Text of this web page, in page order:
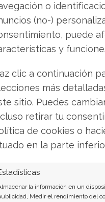
o
(no-)
puede
y
clic a continuación
más
sitio. Puedes
retirar tu
de cookies o
en la parte
la información en un
Medir el rendimiento del
al analizar el
delegado Jon
dólares, reduciendo
de
a corto plazo.
institucionales han
la talla de Johnson
durante el
parecen
para
los insider y la de los
vilo a los inversores.